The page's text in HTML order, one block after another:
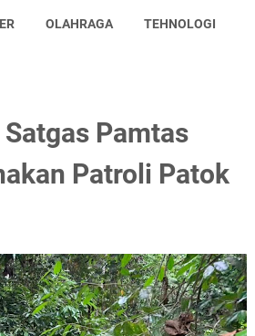
OLAHRAGA TEHNOLOGI
Pamtas
Patroli Patok